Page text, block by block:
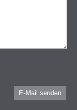
E-Mail senden